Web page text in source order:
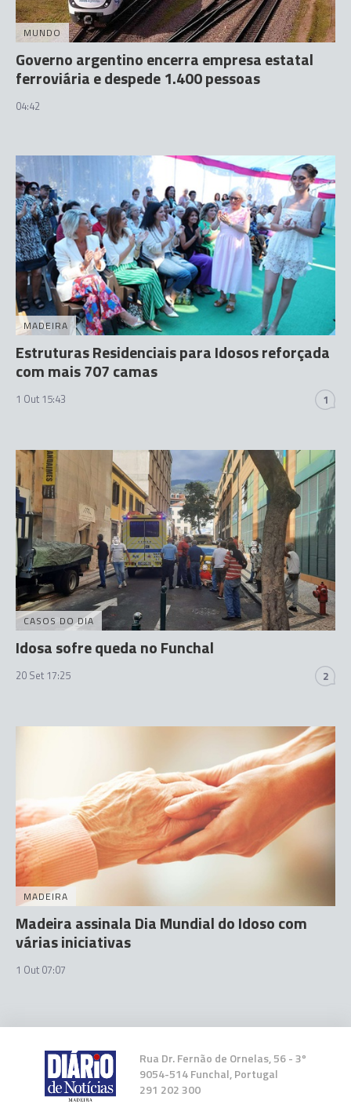
MUNDO
Governo argentino encerra empresa estatal
ferroviária e despede 1.400 pessoas
04:42
MADEIRA
Estruturas Residenciais para Idosos reforçada
com mais 707 camas
1 Out 15:43 1
CASOS DO DIA
Idosa sofre queda no Funchal
20 Set 17:25 2
MADEIRA
Madeira assinala Dia Mundial do Idoso com
várias iniciativas
1 Out 07:07
Rua Dr. Fernão de Ornelas, 56 - 3º
9054-514 Funchal, Portugal
291 202 300